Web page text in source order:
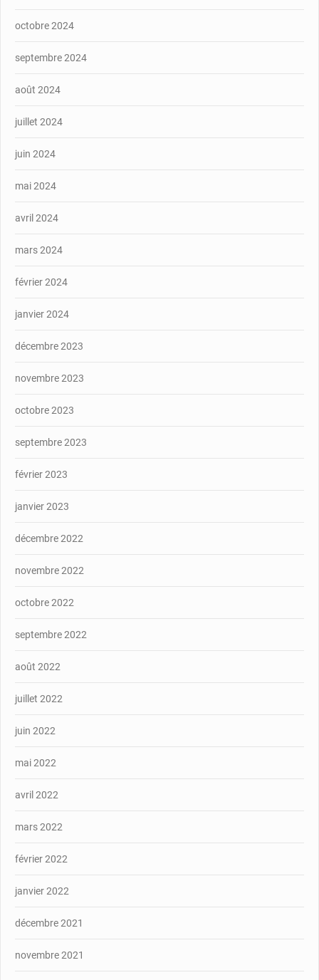
octobre 2024
septembre 2024
août 2024
juillet 2024
juin 2024
mai 2024
avril 2024
mars 2024
février 2024
janvier 2024
décembre 2023
novembre 2023
octobre 2023
septembre 2023
février 2023
janvier 2023
décembre 2022
novembre 2022
octobre 2022
septembre 2022
août 2022
juillet 2022
juin 2022
mai 2022
avril 2022
mars 2022
février 2022
janvier 2022
décembre 2021
novembre 2021